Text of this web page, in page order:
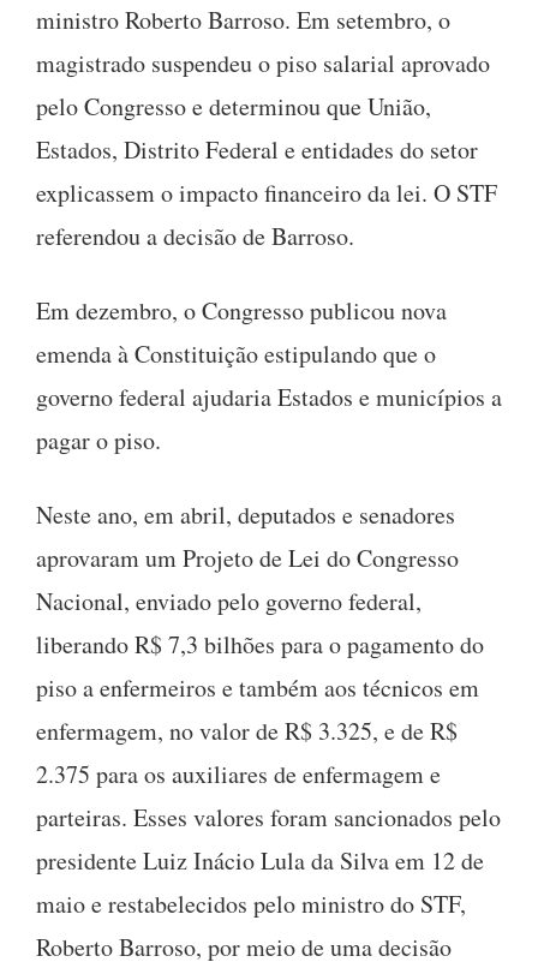
ministro Roberto Barroso. Em setembro, o
magistrado suspendeu o piso salarial aprovado
pelo Congresso e determinou que União,
Estados, Distrito Federal e entidades do setor
explicassem o impacto financeiro da lei. O STF
referendou a decisão de Barroso.
Em dezembro, o Congresso publicou nova
emenda à Constituição estipulando que o
governo federal ajudaria Estados e municípios a
pagar o piso.
Neste ano, em abril, deputados e senadores
aprovaram um Projeto de Lei do Congresso
Nacional, enviado pelo governo federal,
liberando R$ 7,3 bilhões para o pagamento do
piso a enfermeiros e também aos técnicos em
enfermagem, no valor de R$ 3.325, e de R$
2.375 para os auxiliares de enfermagem e
parteiras. Esses valores foram sancionados pelo
presidente Luiz Inácio Lula da Silva em 12 de
maio e restabelecidos pelo ministro do STF,
Roberto Barroso, por meio de uma decisão